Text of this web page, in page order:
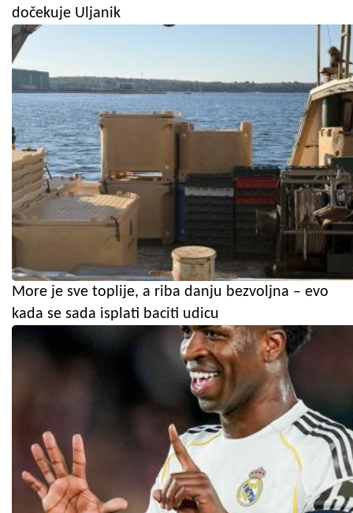
dočekuje Uljanik
More je sve toplije, a riba danju bezvoljna – evo
kada se sada isplati baciti udicu